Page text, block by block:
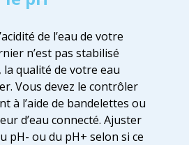
de l’eau de votre
n’est pas stabilisé
la qualité de votre eau
Vous devez le contrôler
à l’aide de bandelettes ou
d’eau connecté. Ajuster
pH- ou du pH+ selon si ce